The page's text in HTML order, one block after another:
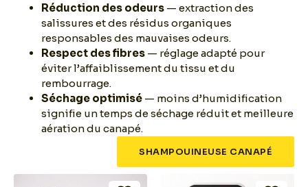
Réduction des odeurs — extraction des
salissures et des résidus organiques
responsables des mauvaises odeurs.
Respect des fibres — réglage adapté pour
éviter l’affaiblissement du tissu et du
rembourrage.
Séchage optimisé — moins d’humidification
signifie un temps de séchage réduit et meilleure
aération du canapé.
SHAMPOUINEUSE CANAPÉ